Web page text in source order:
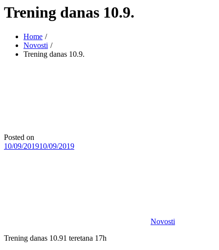
Trening danas 10.9.
Home
Novosti
Trening danas 10.9.
Posted on
10/09/201910/09/2019
Novosti
Trening danas 10.91 teretana 17h